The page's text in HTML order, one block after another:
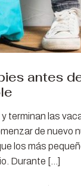
antes
terminan las
de nuevo
los más
Durante […]